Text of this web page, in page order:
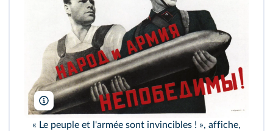
FineArtImages/Leemage
« Le peuple et l'armée sont invincibles ! », affiche,